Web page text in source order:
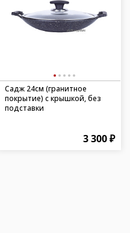
Садж 24см (гранитное
покрытие) с крышкой, без
подставки
3 300 ₽